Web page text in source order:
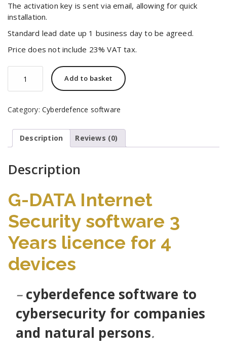
The activation key is sent via email, allowing for quick
installation.
Standard lead date up 1 business day to be agreed.
Price does not include 23% VAT tax.
DATA
Internet
software
Years
licence
quantity
Add to basket
Category: Cyberdefence software
Description Reviews (0)
Description
G-DATA Internet
Security software 3
Years licence for 4
devices
–cyberdefence software to
cybersecurity for companies
and natural persons.